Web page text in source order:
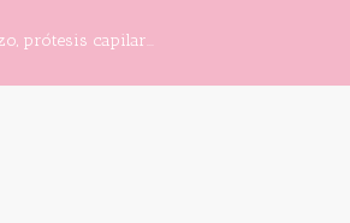
prótesis capilar...